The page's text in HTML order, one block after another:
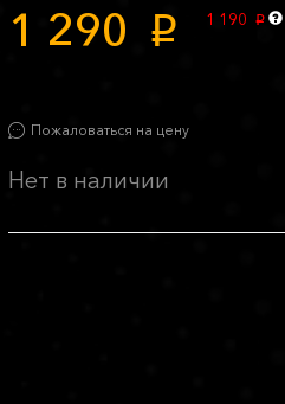
1 290 p 1 190 p
Пожаловаться на цену
Нет в наличии